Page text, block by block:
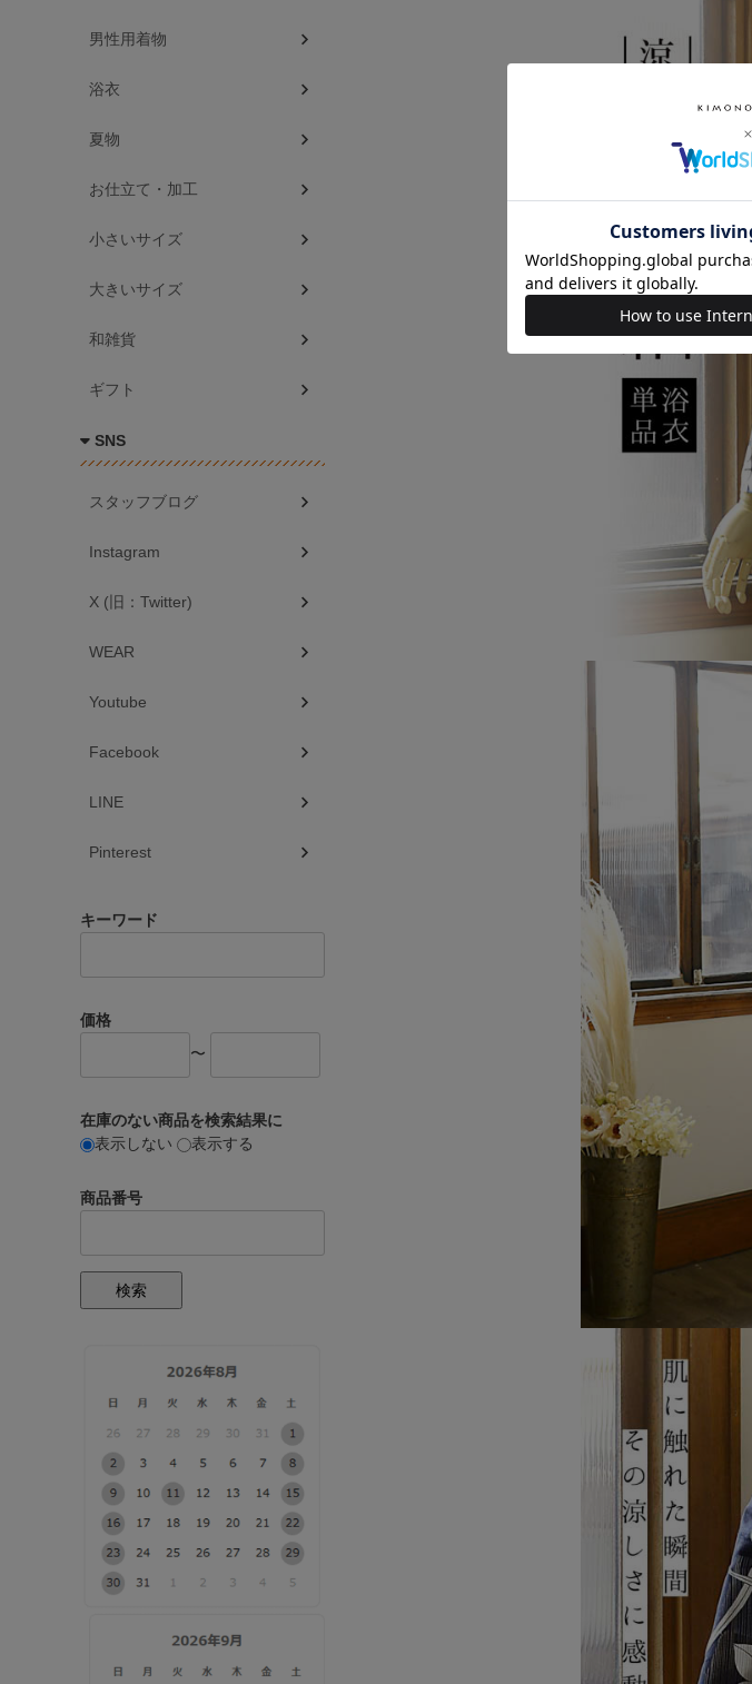
男性用着物
浴衣
夏物
お仕立て・加工
小さいサイズ
大きいサイズ
和雑貨
ギフト
SNS
スタッフブログ
Instagram
X (旧：Twitter)
WEAR
Youtube
Facebook
LINE
Pinterest
キーワード
価格
〜
在庫のない商品を検索結果に
表示しない
表示する
商品番号
検索